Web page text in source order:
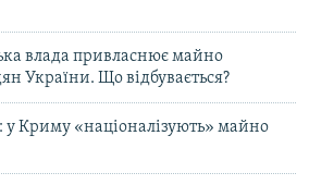
влада привласнює майно
України. Що відбувається?
Криму «націоналізують» майно